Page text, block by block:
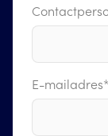
E-mailadres*